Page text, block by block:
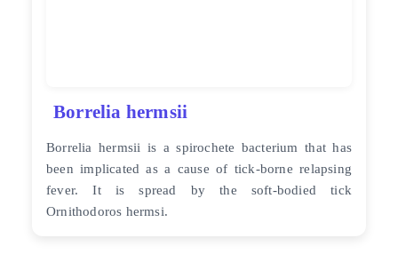
Borrelia hermsii
Borrelia hermsii is a spirochete bacterium that has
been implicated as a cause of tick-borne relapsing
fever. It is spread by the soft-bodied tick
Ornithodoros hermsi.